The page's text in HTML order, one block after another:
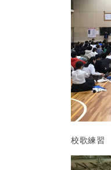
校歌練習